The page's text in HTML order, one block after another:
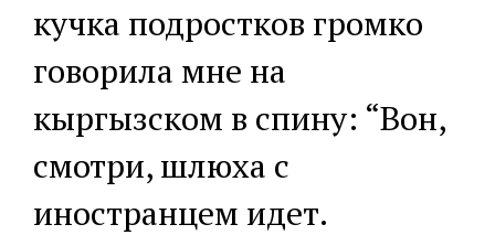
кучка подростков громко
говорила мне на
кыргызском в спину: “Вон,
смотри, шлюха с
иностранцем идет.